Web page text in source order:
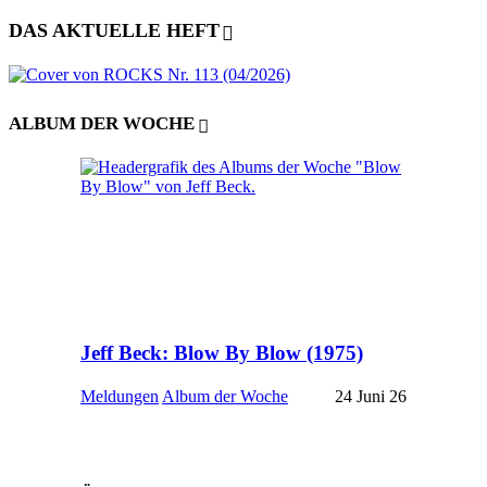
DAS AKTUELLE HEFT
ALBUM DER WOCHE
Jeff Beck: Blow By Blow (1975)
Meldungen Album der Woche 24 Juni 26